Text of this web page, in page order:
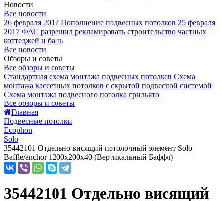
Новости
Все новости
26 февраля 2017 Пополнение подвесных потолков 25 февраля
2017 ФАС разрешил рекламировать строительство частных
коттеджей и бань
Все новости
Обзоры и советы
Все обзоры и советы
Стандартная схема монтажа подвесных потолков Схема
монтажа кассетных потолков с скрытой подвесной системой
Схема монтажа подвесного потолка грильято
Все обзоры и советы
Главная
Подвесные потолки
Ecophon
Solo
35442101 Отдельно висящий потолочный элемент Solo
Baffle/anchor 1200x200x40 (Вертикальный Баффл)
35442101 Отдельно висящий